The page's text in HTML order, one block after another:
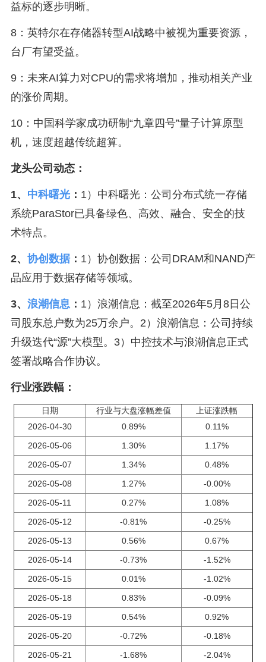
益标的逐步明晰。
8：英特尔在存储器转型AI战略中被视为重要资源，
台厂有望受益。
9：未来AI算力对CPU的需求将增加，推动相关产业
的涨价周期。
10：中国科学家成功研制“九章四号”量子计算原型
机，速度超越传统超算。
龙头公司动态：
1、 中科曙光： 1）中科曙光：公司分布式统一存储
系统ParaStor已具备绿色、高效、融合、安全的技
术特点。
2、 协创数据： 1）协创数据：公司DRAM和NAND产
品应用于数据存储等领域。
3、 浪潮信息： 1）浪潮信息：截至2026年5月8日公
司股东总户数为25万余户。2）浪潮信息：公司持续
升级迭代“源”大模型。3）中控技术与浪潮信息正式
签署战略合作协议。
行业涨跌幅：
日期 行业与大盘涨幅差值
上证涨跌幅
2026-04-30
0.89%
0.11%
2026-05-06
1.30%
1.17%
2026-05-07
1.34%
0.48%
2026-05-08
1.27%
-0.00%
2026-05-11
0.27%
1.08%
2026-05-12
-0.81%
-0.25%
2026-05-13
0.56%
0.67%
2026-05-14
-0.73%
-1.52%
2026-05-15
0.01%
-1.02%
2026-05-18
0.83%
-0.09%
2026-05-19
0.54%
0.92%
2026-05-20
-0.72%
-0.18%
2026-05-21
-1.68%
-2.04%